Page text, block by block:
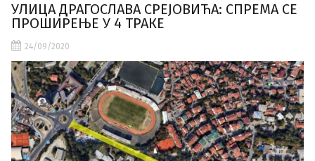
УЛИЦА ДРАГОСЛАВА СРЕЈОВИЋА: СПРЕМА СЕ
ПРОШИРЕЊЕ У 4 ТРАКЕ
24/09/2020